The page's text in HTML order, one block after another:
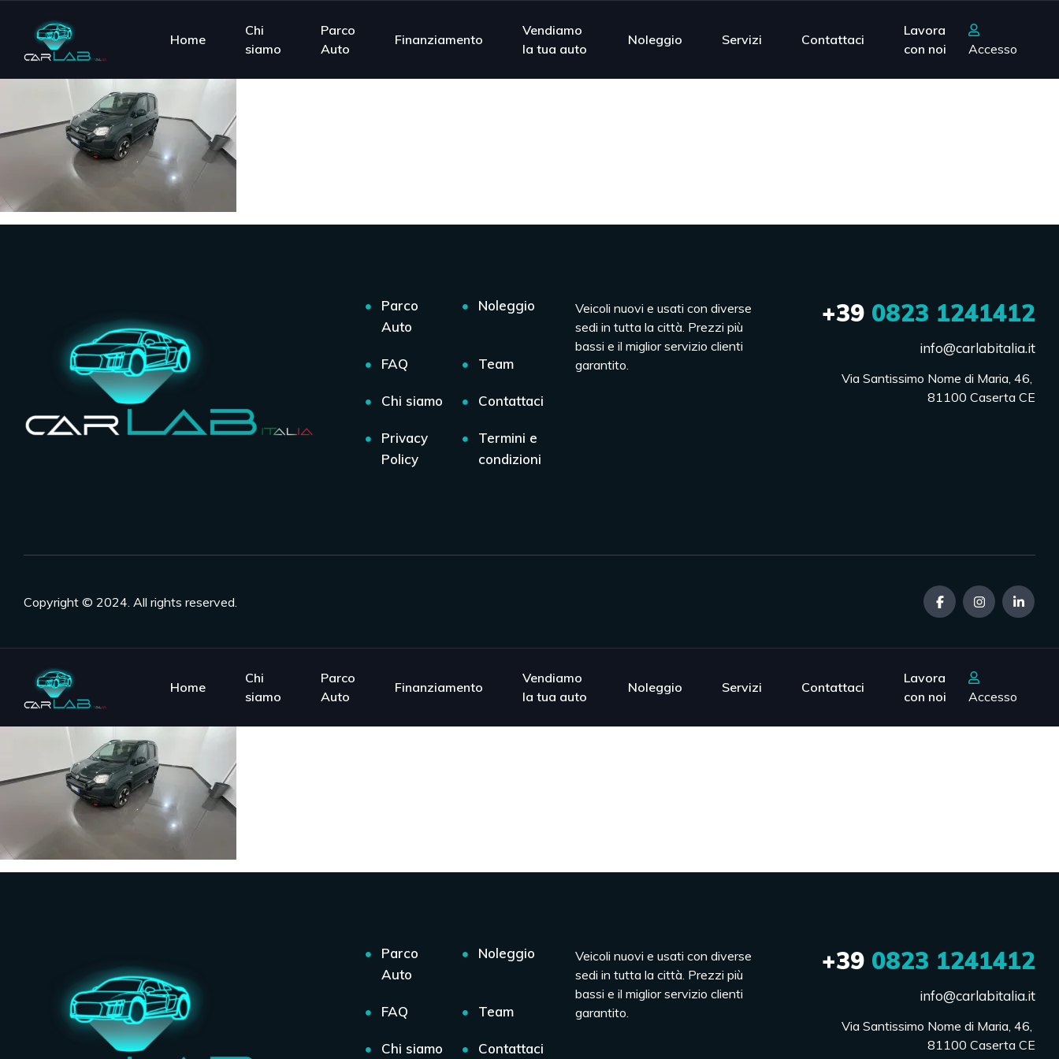
Home
Chi
siamo
Parco
Auto
Finanziamento
Vendiamo
la tua auto
Noleggio Servizi Contattaci
Lavora
con noi
Accesso
Parco
Auto
Noleggio
FAQ Team
Chi siamo Contattaci
Privacy
Policy
Termini e
condizioni
Veicoli nuovi e usati con diverse
sedi in tutta la città. Prezzi più
bassi e il miglior servizio clienti
garantito.
+390823 1241412
info@carlabitalia.it
Via Santissimo Nome di Maria, 46,
81100 Caserta CE
Copyright © 2024. All rights reserved.
Home
Chi
siamo
Parco
Auto
Finanziamento
Vendiamo
la tua auto
Noleggio Servizi Contattaci
Lavora
con noi
Accesso
Parco
Auto
Noleggio
FAQ Team
Chi siamo Contattaci
Veicoli nuovi e usati con diverse
sedi in tutta la città. Prezzi più
bassi e il miglior servizio clienti
garantito.
+390823 1241412
info@carlabitalia.it
Via Santissimo Nome di Maria, 46,
81100 Caserta CE